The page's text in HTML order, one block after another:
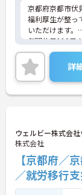
京都府京都市伏
福利厚生が整っ
いただけます。
年間休日110日
で、プライベ
また、賞与3.2
ます！
ご興味のある方
に詳細をお話し
詳
ウェルビー株式会
株式会社
【京都府／
／就労移行